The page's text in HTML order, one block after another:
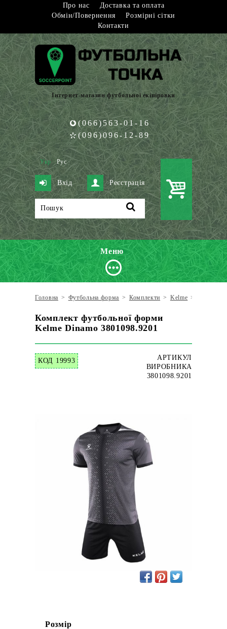
Про нас
Доставка та оплата
Обмін/Повернення
Розмірні сітки
Контакти
Інтернет-магазин футбольної екіпіровки
(066)563-01-16
(096)096-12-89
Укр Рус
Вхід Реєстрація
Меню
Головна > Футбольна форма > Комплекти > Kelme >
Комплект футбольної форми
Kelme Dinamo 3801098.9201
КОД 19993
АРТИКУЛ
ВИРОБНИКА
3801098.9201
Розмір